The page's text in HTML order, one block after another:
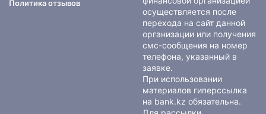
Политика отзывов
осуществляется после
перехода на сайт данной
организации или получения
смс-сообщения на номер
телефона, указанный в
заявке.
При использовании
материалов гиперссылка
на bank.kz обязательна.